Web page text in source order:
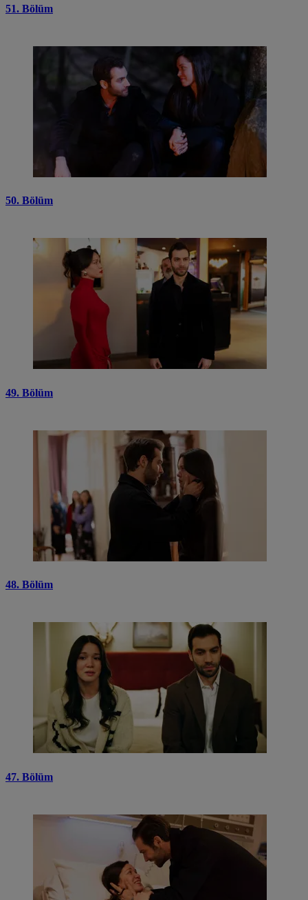
51. Bölüm
50. Bölüm
49. Bölüm
48. Bölüm
47. Bölüm